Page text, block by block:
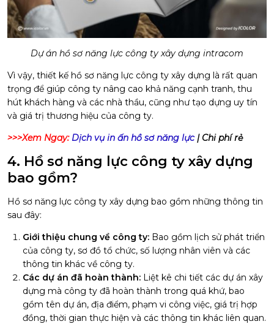
Dự án hồ sơ năng lực công ty xây dựng intracom
Vì vậy, thiết kế hồ sơ năng lực công ty xây dựng là rất quan
trọng để giúp công ty nâng cao khả năng cạnh tranh, thu
hút khách hàng và các nhà thầu, cũng như tạo dựng uy tín
và giá trị thương hiệu của công ty.
>>>Xem Ngay: Dịch vụ in ấn hồ sơ năng lực| Chi phí rẻ
4. Hồ sơ năng lực công ty xây dựng
bao gồm?
Hồ sơ năng lực công ty xây dựng bao gồm những thông tin
sau đây:
Giới thiệu chung về công ty: Bao gồm lịch sử phát triển
của công ty, sơ đồ tổ chức, số lượng nhân viên và các
thông tin khác về công ty.
Các dự án đã hoàn thành: Liệt kê chi tiết các dự án xây
dựng mà công ty đã hoàn thành trong quá khứ, bao
gồm tên dự án, địa điểm, phạm vi công việc, giá trị hợp
đồng, thời gian thực hiện và các thông tin khác liên quan.